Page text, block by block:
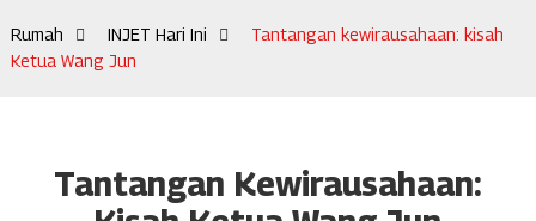
Rumah INJET Hari Ini
Tantangan kewirausahaan: kisah
Ketua Wang Jun
Tantangan Kewirausahaan: